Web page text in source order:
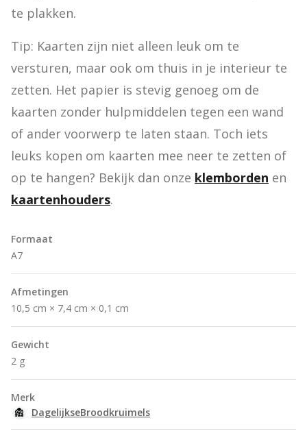
te plakken.
Tip: Kaarten zijn niet alleen leuk om te
versturen, maar ook om thuis in je interieur te
zetten. Het papier is stevig genoeg om de
kaarten zonder hulpmiddelen tegen een wand
of ander voorwerp te laten staan. Toch iets
leuks kopen om kaarten mee neer te zetten of
op te hangen? Bekijk dan onze klemborden
kaartenhouders.
Formaat
A7
Afmetingen
10,5 cm × 7,4 cm × 0,1 cm
Gewicht
2 g
Merk
DagelijkseBroodkruimels